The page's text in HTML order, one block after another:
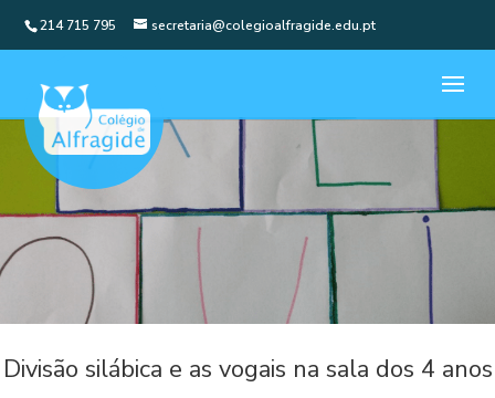
214 715 795 secretaria@colegioalfragide.edu.pt
Divisão silábica e as vogais na sala dos 4 anos